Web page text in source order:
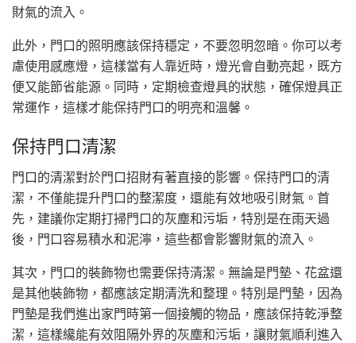
財氣的流入。
此外，門口的照明應該保持穩定，不要忽明忽暗。你可以考
慮使用感應燈，這樣當有人靠近時，燈光會自動亮起，既方
便又能節省能源。同時，定期檢查燈具的狀態，確保燈具正
常運作，這樣才能保持門口的明亮和溫馨。
保持門口清潔
門口的清潔對於門口招財有著直接的影響。保持門口的清
潔，不僅能提升門口的整潔度，還能有效地吸引財氣。首
先，建議你定期打掃門口的灰塵和污垢，特別是在雨天過
後，門口容易積水和泥濘，這些都會影響財氣的流入。
其次，門口的裝飾物也需要保持清潔。無論是門墊、花盆還
是其他裝飾物，都應該定期清洗和整理。特別是門墊，因為
門墊是我們進出家門時第一個接觸的物品，應該保持乾淨整
潔，這樣纔能有效阻隔外界的灰塵和污垢，讓財氣順利進入